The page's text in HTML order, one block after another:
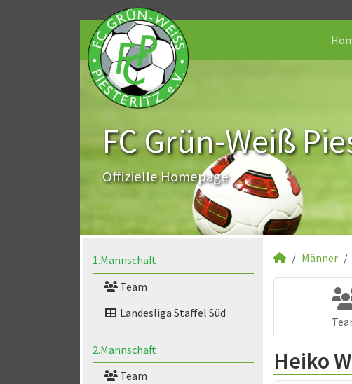
FC Grün-Weiß
Offizielle Homepage
1.Mannschaft
Team
Landesliga Staffel Süd
2.Mannschaft
Team
Männer
Heiko